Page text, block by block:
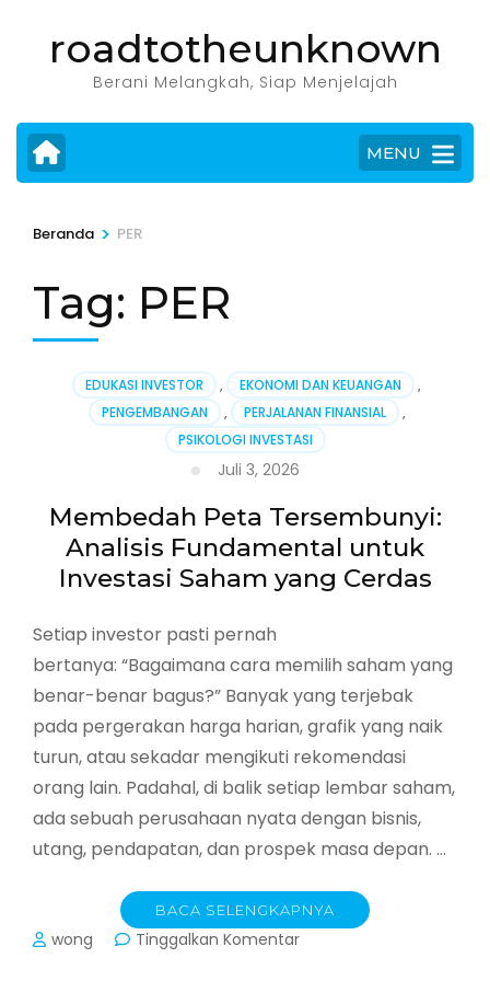
Enter)
roadtotheunknown
Berani Melangkah, Siap Menjelajah
MENU
Beranda > PER
Tag: PER
EDUKASI INVESTOR , EKONOMI DAN KEUANGAN
,
PENGEMBANGAN
, PERJALANAN FINANSIAL
,
PSIKOLOGI INVESTASI
Juli 3, 2026
Membedah Peta Tersembunyi:
Analisis Fundamental untuk
Investasi Saham yang Cerdas
Setiap investor pasti pernah
bertanya: “Bagaimana cara memilih saham yang
benar-benar bagus?” Banyak yang terjebak
pada pergerakan harga harian, grafik yang naik
turun, atau sekadar mengikuti rekomendasi
orang lain. Padahal, di balik setiap lembar saham,
ada sebuah perusahaan nyata dengan bisnis,
utang, pendapatan, dan prospek masa depan. …
BACA SELENGKAPNYA
wong Tinggalkan Komentarpada